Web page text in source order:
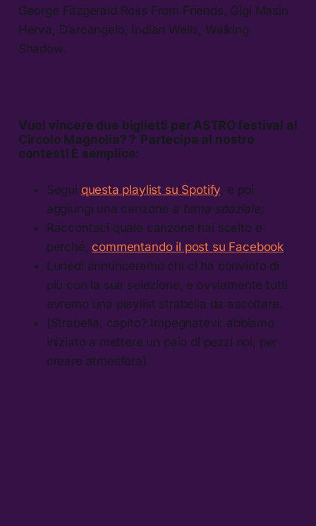
George Fitzgerald Ross From Friends, Gigi Masin
Herva, D’arcangelo, Indian Wells, Walking
Shadow.
Vuoi vincere due biglietti per ASTRO festival al
Circolo Magnolia? ? Partecipa al nostro
contest! È semplice:
Segui questa playlist su Spotify, e poi
aggiungi una canzone a tema spaziale;
Raccontaci quale canzone hai scelto e
perché, commentando il post su Facebook;
Lunedì annunceremo chi ci ha convinto di
più con la sua selezione, e ovviamente tutti
avremo una playlist strabella da ascoltare.
(Strabella, capito? Impegnatevi: abbiamo
iniziato a mettere un paio di pezzi noi, per
creare atmosfera)